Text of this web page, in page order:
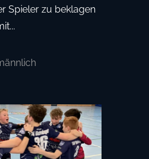
Spieler zu beklagen